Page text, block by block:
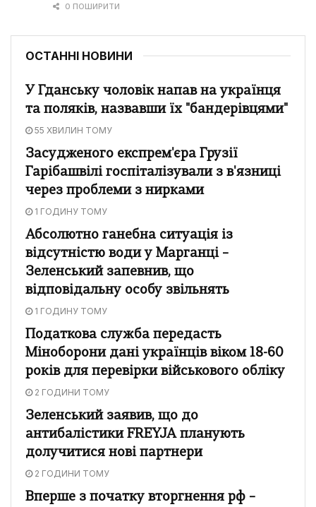
0 ПОШИРИТИ
ОСТАННІ НОВИНИ
У Гданську чоловік напав на українця
та поляків, назвавши їх "бандерівцями"
55 ХВИЛИН ТОМУ
Засудженого експрем'єра Грузії
Гарібашвілі госпіталізували з в'язниці
через проблеми з нирками
1 ГОДИНУ ТОМУ
Абсолютно ганебна ситуація із
відсутністю води у Марганці –
Зеленський запевнив, що
відповідальну особу звільнять
1 ГОДИНУ ТОМУ
Податкова служба передасть
Міноборони дані українців віком 18-60
років для перевірки військового обліку
2 ГОДИНИ ТОМУ
Зеленський заявив, що до
антибалістики FREYJA планують
долучитися нові партнери
2 ГОДИНИ ТОМУ
Вперше з початку вторгнення рф –